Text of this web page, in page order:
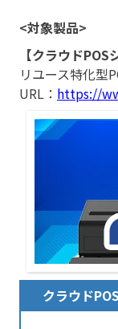
<対象製品>
【クラウドPOS
リユース特化型
URL： https://
クラウド